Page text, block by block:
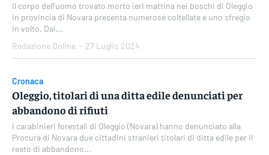
Il corpo dell'uomo trovato morto ieri mattina nei boschi di Oleggio
in provincia di Novara presenta numerose coltellate e uno sfregio
in volto. Dai...
Redazione Online - 27 Luglio 2024
Cronaca
Oleggio, titolari di una ditta edile denunciati per
abbandono di rifiuti
I carabinieri forestali di Oleggio (Novara) hanno denunciato alla
Procura di Novara due cittadini stranieri titolari di ditta edile per il
reato di abbandono...